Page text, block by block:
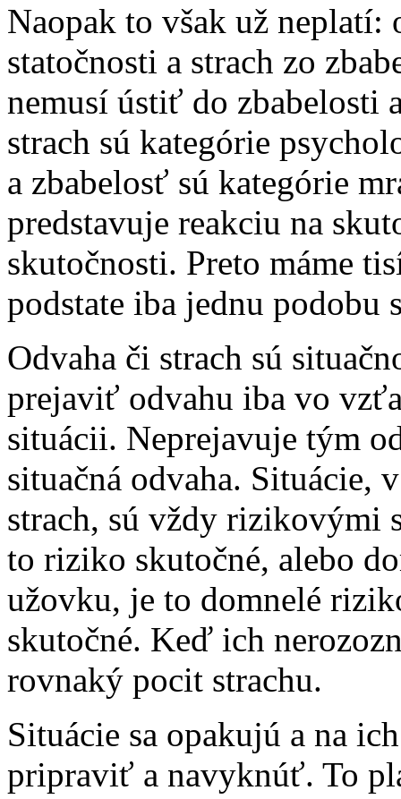
Naopak to však už neplatí:
statočnosti a strach zo
nemusí ústiť do zbabelosti
strach sú kategórie
a zbabelosť sú kategórie
predstavuje reakciu na
skutočnosti. Preto máme
podstate iba jednu podobu
Odvaha či strach sú
prejaviť odvahu iba vo
situácii. Neprejavuje tým
situačná odvaha. Situácie,
strach, sú vždy rizikovými
to riziko skutočné, alebo
užovku, je to domnelé
skutočné. Keď ich
rovnaký pocit strachu.
Situácie sa opakujú a na
pripraviť a navyknúť. To